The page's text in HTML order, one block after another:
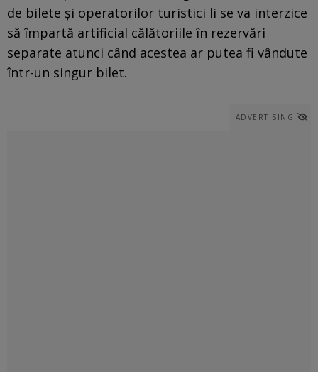
de bilete și operatorilor turistici li se va interzice
să împartă artificial călătoriile în rezervări
separate atunci când acestea ar putea fi vândute
într-un singur bilet.
ADVERTISING